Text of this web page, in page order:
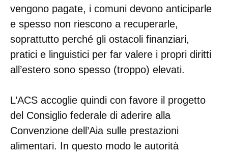
vengono pagate, i comuni devono anticiparle
e spesso non riescono a recuperarle,
soprattutto perché gli ostacoli finanziari,
pratici e linguistici per far valere i propri diritti
all’estero sono spesso (troppo) elevati.
L’ACS accoglie quindi con favore il progetto
del Consiglio federale di aderire alla
Convenzione dell’Aia sulle prestazioni
alimentari. In questo modo le autorità